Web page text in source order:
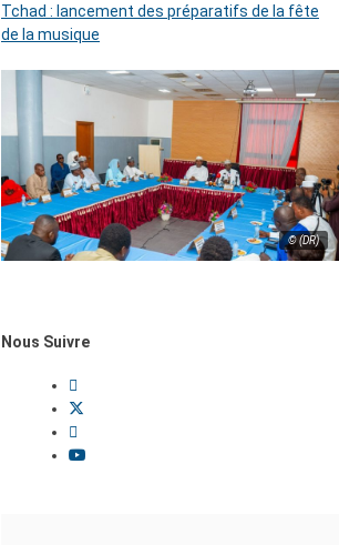
Tchad : lancement des préparatifs de la fête
de la musique
© (DR)
Nous Suivre